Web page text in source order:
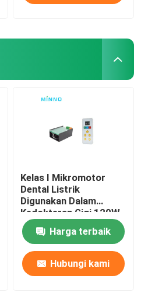
Kelas I Mikromotor
Dental Listrik
Digunakan Dalam
Kedokteran Gigi 120W
Harga terbaik
Hubungi kami